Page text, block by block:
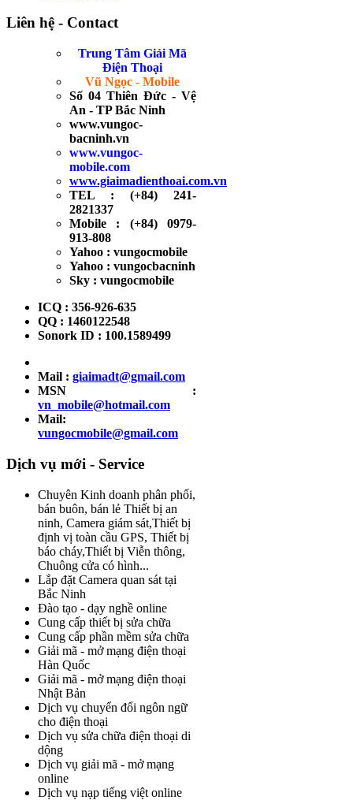
Liên hệ - Contact
Trung Tâm Giải Mã
Điện Thoại
Vũ Ngọc - Mobile
Số 04 Thiên Đức - Vệ
An - TP Bắc Ninh
www.vungoc-
bacninh.vn
www.vungoc-
mobile.com
www.giaimadienthoai.com.vn
TEL : (+84) 241-
2821337
Mobile : (+84) 0979-
913-808
Yahoo : vungocmobile
Yahoo : vungocbacninh
Sky : vungocmobile
ICQ : 356-926-635
QQ : 1460122548
Sonork ID : 100.1589499
Mail : giaimadt@gmail.com
MSN :
vn_mobile@hotmail.com
Mail:
vungocmobile@gmail.com
Dịch vụ mới - Service
Chuyên Kinh doanh phân phối,
bán buôn, bán lẻ Thiết bị an
ninh, Camera giám sát,Thiết bị
định vị toàn cầu GPS, Thiết bị
báo cháy,Thiết bị Viễn thông,
Chuông cửa có hình...
Lắp đặt Camera quan sát tại
Bắc Ninh
Đào tạo - dạy nghề online
Cung cấp thiết bị sửa chữa
Cung cấp phần mềm sửa chữa
Giải mã - mở mạng điện thoại
Hàn Quốc
Giải mã - mở mạng điện thoại
Nhật Bản
Dịch vụ chuyển đổi ngôn ngữ
cho điện thoại
Dịch vụ sửa chữa điện thoại di
dộng
Dịch vụ giải mã - mở mạng
online
Dịch vụ nạp tiếng việt online